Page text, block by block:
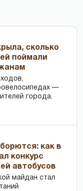
сколько
поймали
—
города.
как в
конкурс
автобусов
майдан стал